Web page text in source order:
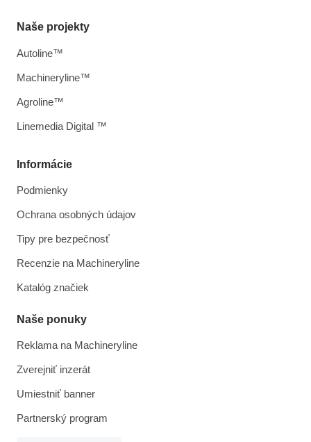
Informácie
Podmienky
Ochrana osobných údajov
Tipy pre bezpečnosť
Recenzie na Machineryline
Katalóg značiek
Naše ponuky
Reklama na Machineryline
Zverejniť inzerát
Umiestniť banner
Partnerský program
Naše projekty
Autoline™
Machineryline™
Agroline™
Linemedia Digital ™